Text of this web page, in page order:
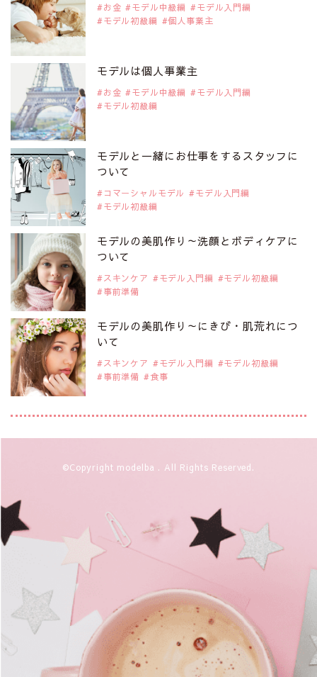
2019年9月29日
是非ご覧ください。
注目モデル 中条あやみさん
2019年9月29日
注目モデルを1名追加いたしました。
是非ご覧ください。
注目モデル 水原佑果さん
2019年9月29日
注目モデルを1名追加いたしました。
是非ご覧ください。
注目モデル CHIHARUさん
2019年9月29日
注目モデルを1名追加いたしました。
是非ご覧ください。
注目モデル 藤井サチさん
2019年9月29日
注目モデルを1名追加いたしました。
2019年9月29日
注目モデルを1名追加いたしました。
注目のアジア系モデル
お金 モデル中級編
モデル入門編
モデル初級編
個人事業主
モデルは個人事業主
お金 モデル中級編
モデル入門編
モデル初級編
モデルと一緒にお仕事をするスタッフに
ついて
コマーシャルモデル
モデル入門編
モデル初級編
モデルの美肌作り～洗顔とボディケアに
ついて
スキンケア モデル入門編
モデル初級編
事前準備
モデルの美肌作り～にきび・肌荒れにつ
いて
スキンケア モデル入門編
モデル初級編
事前準備
食事
©Copyright modelba . All Rights Reserved.